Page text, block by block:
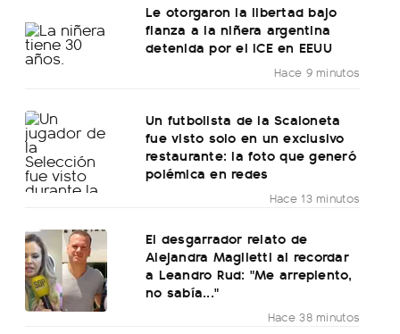
Le otorgaron la libertad bajo
fianza a la niñera argentina
detenida por el ICE en EEUU
Hace 9 minutos
Un futbolista de la Scaloneta
fue visto solo en un exclusivo
restaurante: la foto que generó
polémica en redes
Hace 13 minutos
El desgarrador relato de
Alejandra Maglietti al recordar
a Leandro Rud: "Me arrepiento,
no sabía..."
Hace 38 minutos